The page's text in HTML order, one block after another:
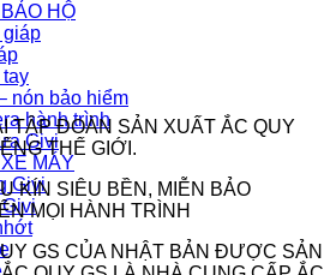
HỘ
giáp
tay
nón bảo hiểm
hành trình
Givi
MÁY
Givi
TẬP ĐOÀN SẢN XUẤT ẮC QUY
THẾ GIỚI.
KÍN SIÊU BỀN, MIỄN BẢO
MỌI HÀNH TRÌNH
GS CỦA NHẬT BẢN ĐƯỢC SẢN